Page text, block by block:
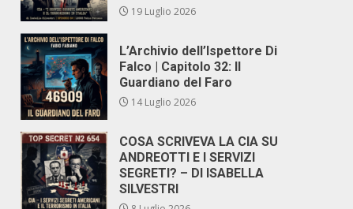
19 Luglio 2026
L’Archivio dell’Ispettore Di
Falco | Capitolo 32: Il
Guardiano del Faro
14 Luglio 2026
COSA SCRIVEVA LA CIA SU
ANDREOTTI E I SERVIZI
SEGRETI? – DI ISABELLA
SILVESTRI